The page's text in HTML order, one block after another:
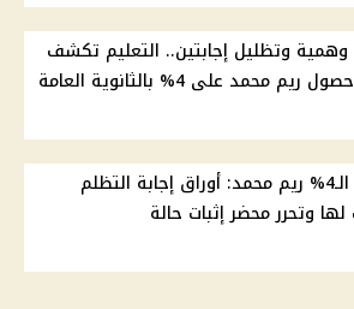
وهمية وتظليل إجابتين.. التعليم تكشف
محمد على 4% بالثانوية العامة
طالبة الـ4% ريم محمد: أوراق إجابة التظلم
وتحرر محضر إثبات حالة